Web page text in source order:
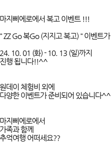
마지삐에로에서 복고 이벤트 !!!
" ZZ Go 복Go (지지고 복고) " 이벤트가
24. 10. 01 (화) - 10. 13 (일)까지
진행 됩니다!!^^
원데이 체험비 외에
다양한 이벤트가 준비되어 있습니다^^
마지삐에로에서
가족과 함께
추억여행 어떠세요??